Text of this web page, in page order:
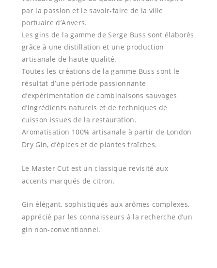
par la passion et le savoir-faire de la ville
portuaire d’Anvers.
Les gins de la gamme de Serge Buss sont élaborés
grâce à une distillation et une production
artisanale de haute qualité.
Toutes les créations de la gamme Buss sont le
résultat d’une période passionnante
d’expérimentation de combinaisons sauvages
d’ingrédients naturels et de techniques de
cuisson issues de la restauration.
Aromatisation 100% artisanale à partir de London
Dry Gin, d’épices et de plantes fraîches.
Le Master Cut est un classique revisité aux
accents marqués de citron.
Gin élégant, sophistiqués aux arômes complexes,
apprécié par les connaisseurs à la recherche d’un
gin non-conventionnel.